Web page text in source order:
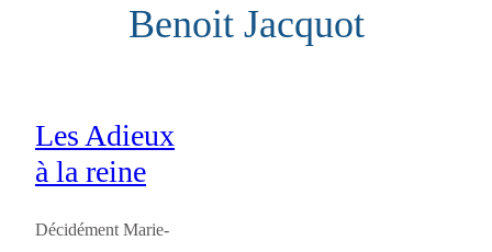
Benoit Jacquot
Les Adieux
à la reine
Décidément Marie-